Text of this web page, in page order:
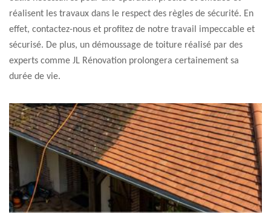
réalisent les travaux dans le respect des règles de sécurité. En
effet, contactez-nous et profitez de notre travail impeccable et
sécurisé. De plus, un démoussage de toiture réalisé par des
experts comme JL Rénovation prolongera certainement sa
durée de vie.